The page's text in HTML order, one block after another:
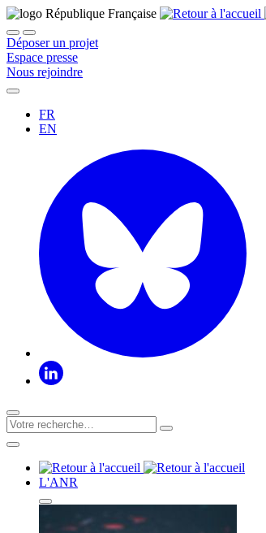
Déposer un projet
Espace presse
Nous rejoindre
FR
EN
L'ANR